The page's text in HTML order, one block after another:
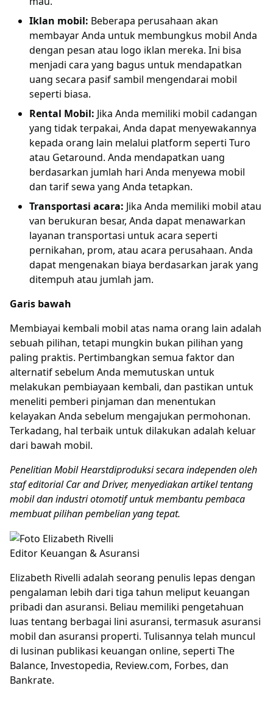
Iklan mobil: Beberapa perusahaan akan
membayar Anda untuk membungkus mobil Anda
dengan pesan atau logo iklan mereka. Ini bisa
menjadi cara yang bagus untuk mendapatkan
uang secara pasif sambil mengendarai mobil
seperti biasa.
Rental Mobil: Jika Anda memiliki mobil cadangan
yang tidak terpakai, Anda dapat menyewakannya
kepada orang lain melalui platform seperti Turo
atau Getaround. Anda mendapatkan uang
berdasarkan jumlah hari Anda menyewa mobil
dan tarif sewa yang Anda tetapkan.
Transportasi acara: Jika Anda memiliki mobil atau
van berukuran besar, Anda dapat menawarkan
layanan transportasi untuk acara seperti
pernikahan, prom, atau acara perusahaan. Anda
dapat mengenakan biaya berdasarkan jarak yang
ditempuh atau jumlah jam.
Garis bawah
Membiayai kembali mobil atas nama orang lain adalah
sebuah pilihan, tetapi mungkin bukan pilihan yang
paling praktis. Pertimbangkan semua faktor dan
alternatif sebelum Anda memutuskan untuk
melakukan pembiayaan kembali, dan pastikan untuk
meneliti pemberi pinjaman dan menentukan
kelayakan Anda sebelum mengajukan permohonan.
Terkadang, hal terbaik untuk dilakukan adalah keluar
dari bawah mobil.
Penelitian Mobil Hearstdiproduksi secara independen oleh
staf editorial Car and Driver, menyediakan artikel tentang
mobil dan industri otomotif untuk membantu pembaca
membuat pilihan pembelian yang tepat.
Editor Keuangan & Asuransi
Elizabeth Rivelli adalah seorang penulis lepas dengan
pengalaman lebih dari tiga tahun meliput keuangan
pribadi dan asuransi. Beliau memiliki pengetahuan
luas tentang berbagai lini asuransi, termasuk asuransi
mobil dan asuransi properti. Tulisannya telah muncul
di lusinan publikasi keuangan online, seperti The
Balance, Investopedia, Review.com, Forbes, dan
Bankrate.